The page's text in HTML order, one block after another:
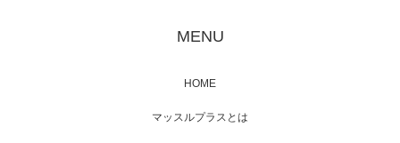
映画「メカバース」舞台挨拶へマッスルプラ
MENU
HOME
マッスルプラスとは